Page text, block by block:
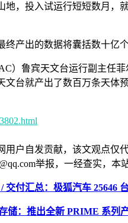
地，投入试运行短短数月，
终产出的数据将囊括数十亿
）鲁宾天文台运行副主任
文台就产出了数百万条天体
用户自发贡献，该文观点仅
举报，一经查实，
交付汇总：极狐汽车 25646
储：推出全新 PRIME 系列